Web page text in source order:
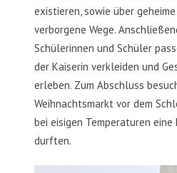
existieren, sowie über
verborgene Wege.
Schülerinnen und Schüler
der Kaiserin verkleiden und
erleben. Zum Abschluss
Weihnachtsmarkt vor dem
bei eisigen Temperaturen eine
durften.